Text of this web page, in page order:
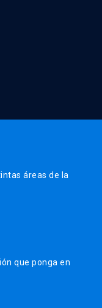
áreas de la
que ponga en